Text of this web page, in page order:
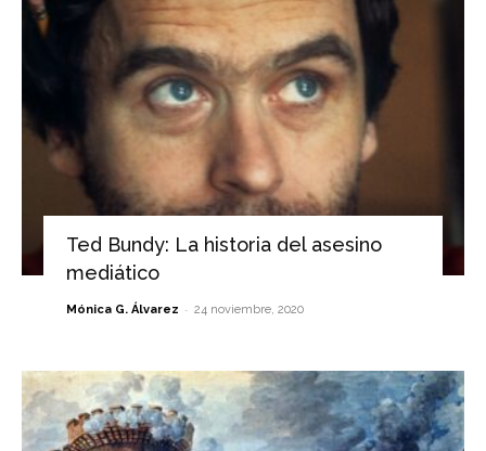
Ted Bundy: La historia del asesino
mediático
Mónica G. Álvarez - 24 noviembre, 2020